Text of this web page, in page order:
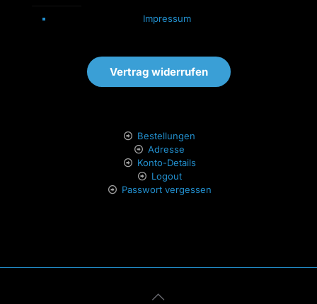
Impressum
Vertrag widerrufen
Bestellungen
Adresse
Konto-Details
Logout
Passwort vergessen